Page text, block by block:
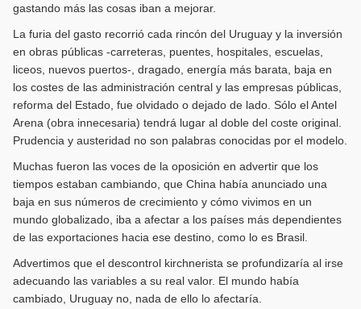
gastando más las cosas iban a mejorar.
La furia del gasto recorrió cada rincón del Uruguay y la inversión
en obras públicas -carreteras, puentes, hospitales, escuelas,
liceos, nuevos puertos-, dragado, energía más barata, baja en
los costes de las administración central y las empresas públicas,
reforma del Estado, fue olvidado o dejado de lado. Sólo el Antel
Arena (obra innecesaria) tendrá lugar al doble del coste original.
Prudencia y austeridad no son palabras conocidas por el modelo.
Muchas fueron las voces de la oposición en advertir que los
tiempos estaban cambiando, que China había anunciado una
baja en sus números de crecimiento y cómo vivimos en un
mundo globalizado, iba a afectar a los países más dependientes
de las exportaciones hacia ese destino, como lo es Brasil.
Advertimos que el descontrol kirchnerista se profundizaría al irse
adecuando las variables a su real valor. El mundo había
cambiado, Uruguay no, nada de ello lo afectaría.